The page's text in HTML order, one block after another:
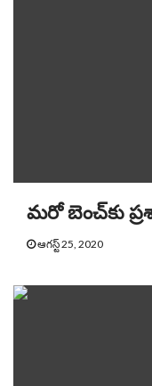
మరో బెంచ్‌కు
ఆగస్ట్ 25, 2020